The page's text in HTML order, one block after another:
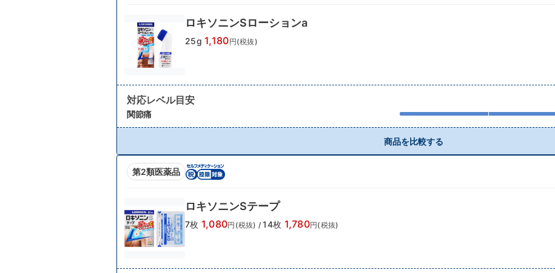
ロキソニンSローションa
25g 1,180円(税抜)
対応レベル目安
関節痛
商品を比較する
第2類医薬品
ロキソニンSテープ
7枚 1,080円(税抜) / 14枚 1,780円(税抜)